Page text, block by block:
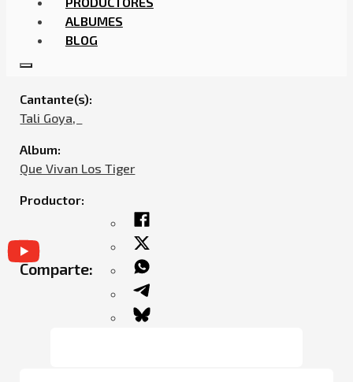
ALBUMES
BLOG
Cantante(s):
Tali Goya,ㅤㅤ
Album:
Que Vivan Los Tiger
Productor:
Comparte: